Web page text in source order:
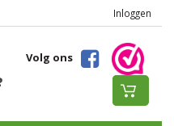
Inloggen
Volg ons